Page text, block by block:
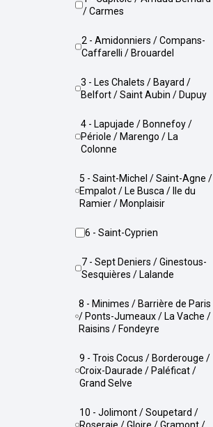
/ Carmes
2 - Amidonniers / Compans-
Caffarelli / Brouardel
3 - Les Chalets / Bayard /
Belfort / Saint Aubin / Dupuy
4 - Lapujade / Bonnefoy /
Périole / Marengo / La
Colonne
5 - Saint-Michel / Saint-Agne /
Empalot / Le Busca / Ile du
Ramier / Monplaisir
6 - Saint-Cyprien
7 - Sept Deniers / Ginestous-
Sesquières / Lalande
8 - Minimes / Barrière de Paris
/ Ponts-Jumeaux / La Vache /
Raisins / Fondeyre
9 - Trois Cocus / Borderouge /
Croix-Daurade / Paléficat /
Grand Selve
10 - Jolimont / Soupetard /